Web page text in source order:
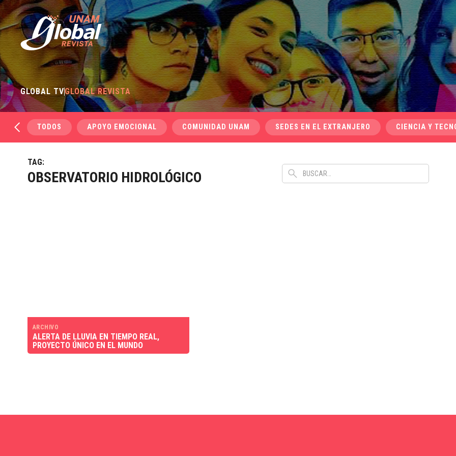
GLOBAL TVGLOBAL REVISTA
TODOS APOYO EMOCIONAL COMUNIDAD UNAM SEDES EN EL EXTRANJERO CIENCIA Y
TAG:
OBSERVATORIO HIDROLÓGICO
ARCHIVO
ALERTA DE LLUVIA EN TIEMPO REAL,
PROYECTO ÚNICO EN EL MUNDO